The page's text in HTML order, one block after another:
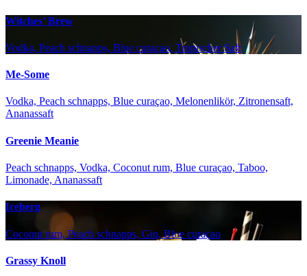
Witches’ Brew
Vodka, Peach schnapps, Blue curaçao, Tropischer Saft
Me-Some
Vodka, Peach schnapps, Blue curaçao, Melonenlikör, Zitronensaft,
Ananassaft
Greenie Meanie
Peach schnapps, Vodka, Coconut rum, Blue curaçao, Taboo,
Limonade, Ananassaft
Iceberg
Coconut rum, Peach schnapps, Gin, Blue curaçao
Grassy Knoll